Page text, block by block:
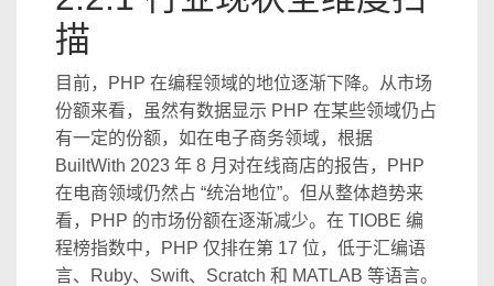
描
目前，PHP 在编程领域的地位逐渐下降。从市场
份额来看，虽然有数据显示 PHP 在某些领域仍占
有一定的份额，如在电子商务领域，根据
BuiltWith 2023 年 8 月对在线商店的报告，PHP
在电商领域仍然占 “统治地位”。但从整体趋势来
看，PHP 的市场份额在逐渐减少。在 TIOBE 编
程榜指数中，PHP 仅排在第 17 位，低于汇编语
言、Ruby、Swift、Scratch 和 MATLAB 等语言。